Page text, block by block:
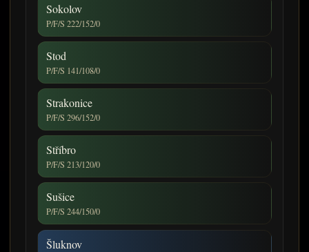
Sokolov
P/F/S 222/152/0
Stod
P/F/S 141/108/0
Strakonice
P/F/S 296/152/0
Stříbro
P/F/S 213/120/0
Sušice
P/F/S 244/150/0
Šluknov